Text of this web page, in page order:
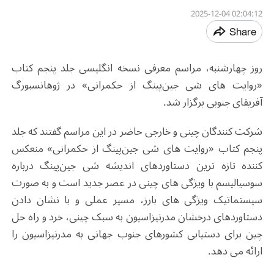
02:04:12 2025-12-04
Share
روز چهارشنبه، مراسم معرفی نسخه انگلیسی جلد پنجم کتاب
«روایت های شی جین‌پینگ از حکمرانی» در ژوهانسبورگ
آفریقای جنوبی برگزار شد.
شرکت کنندگان چینی و خارجی حاضر در این مراسم گفتند که جلد
پنجم کتاب «روایت های شی جین‌پینگ از حکمرانی» منعکس
کننده تازه ترین دستاوردهای اندیشه شی جین‌پینگ درباره
سوسیالیسم با ویژگی های چینی در عصر جدید است و به صورت
سیستماتیک ویژگی های بارز، مسیر عملی و با نشان دادن
دستاوردهای درخشان مدرنیزاسیون به سبک چینی، خرد و راه حل
چین برای دستیابی کشورهای جنوب جهانی به مدرنیزاسیون را
ارائه می دهد.